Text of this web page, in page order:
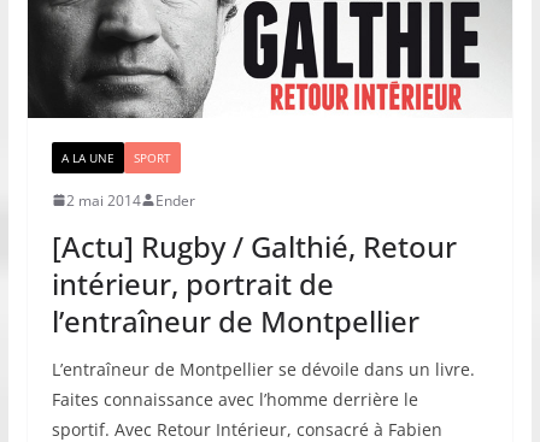
A LA UNE SPORT
2 mai 2014 Ender
[Actu] Rugby / Galthié, Retour
intérieur, portrait de
l’entraîneur de Montpellier
L’entraîneur de Montpellier se dévoile dans un livre.
Faites connaissance avec l’homme derrière le
sportif. Avec Retour Intérieur, consacré à Fabien